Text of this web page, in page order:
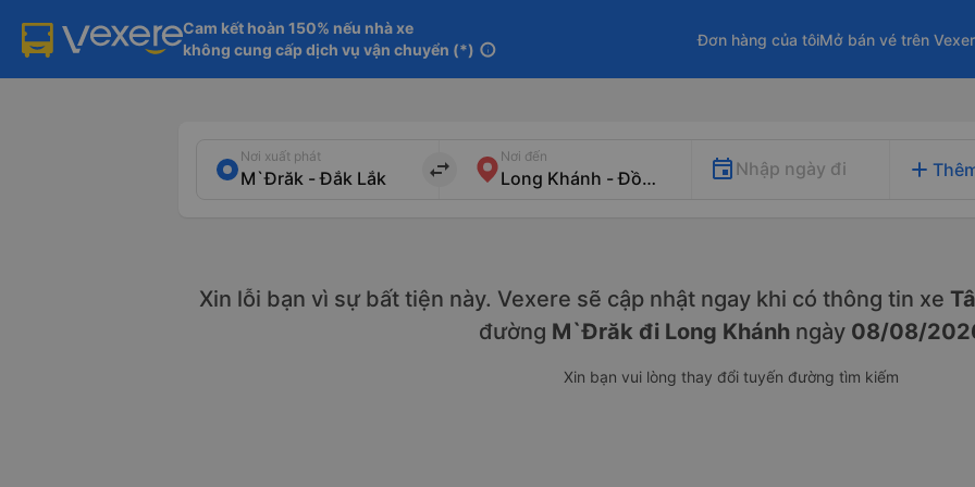
Cam kết hoàn 150% nếu nhà xe
không cung cấp dịch vụ vận chuyển (*) info
Đơn hàng của tôiMở bán vé trên
Nơi xuất phát
import_export
Nơi đến
Nhập ngày đi add
Xin lỗi bạn vì sự bất tiện này. Vexere sẽ cập nhật ngay khi có thông tin xe
đường M`Đrăk đi Long Khánhngày 08/08/
Xin bạn vui lòng thay đổi tuyến đường tìm kiếm